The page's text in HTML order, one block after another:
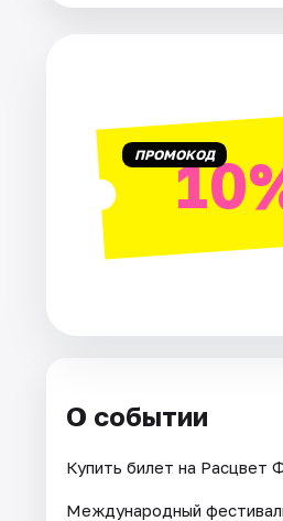
Города
Рейтинги ПРОМОКОД
О событии
Купить билет на Расцвет
Международный